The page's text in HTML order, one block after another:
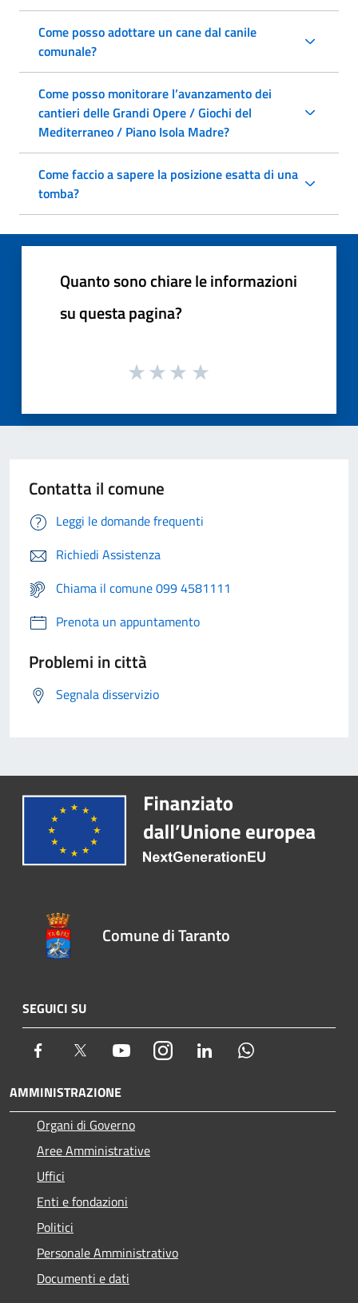
Come posso adottare un cane dal canile
comunale?
Come posso monitorare l’avanzamento dei
cantieri delle Grandi Opere / Giochi del
Mediterraneo / Piano Isola Madre?
Come faccio a sapere la posizione esatta di una
tomba?
Quanto sono chiare le informazioni
su questa pagina?
Contatta il comune
Leggi le domande frequenti
Richiedi Assistenza
Chiama il comune 099 4581111
Prenota un appuntamento
Problemi in città
Segnala disservizio
Comune di Taranto
SEGUICI SU
Facebook Twitter YoutubeInstagram LinkedIn
AMMINISTRAZIONE
Organi di Governo
Aree Amministrative
Uffici
Enti e fondazioni
Politici
Personale Amministrativo
Documenti e dati